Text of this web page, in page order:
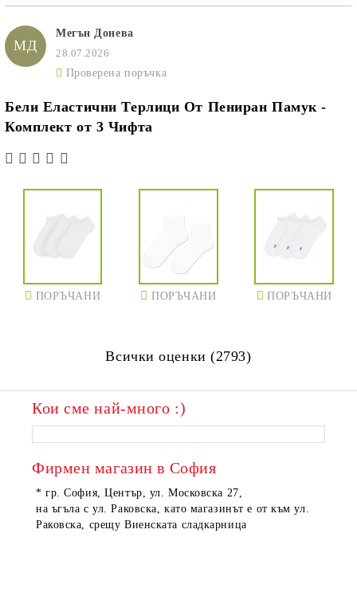
МД
Мегън Донева
28.07.2026
Проверена поръчка
Бели Еластични Терлици От Пениран Памук -
Комплект от 3 Чифта
ПОРЪЧАНИ ПОРЪЧАНИ ПОРЪЧАНИ
Всички оценки (2793)
Кои сме най-много :)
Фирмен магазин в София
* гр. София, Център, ул. Московска 27,
на ъгъла с ул. Раковска, като магазинът е от към ул.
Раковска, срещу Виенската сладкарница